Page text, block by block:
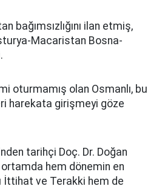
bağımsızlığını ilan etmiş,
Macaristan Bosna-
oturmamış olan Osmanlı, bu
harekata girişmeyi göze
tarihçi Doç. Dr. Doğan
hem dönemin en
ve Terakki hem de